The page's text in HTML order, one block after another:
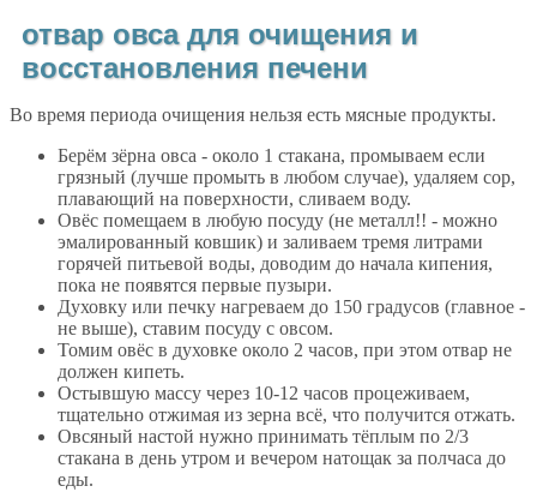
отвар овса для очищения и
восстановления печени
Во время периода очищения нельзя есть мясные продукты.
Берём зёрна овса - около 1 стакана, промываем если
грязный (лучше промыть в любом случае), удаляем сор,
плавающий на поверхности, сливаем воду.
Овёс помещаем в любую посуду (не металл!! - можно
эмалированный ковшик) и заливаем тремя литрами
горячей питьевой воды, доводим до начала кипения,
пока не появятся первые пузыри.
Духовку или печку нагреваем до 150 градусов (главное -
не выше), ставим посуду с овсом.
Томим овёс в духовке около 2 часов, при этом отвар не
должен кипеть.
Остывшую массу через 10-12 часов процеживаем,
тщательно отжимая из зерна всё, что получится отжать.
Овсяный настой нужно принимать тёплым по 2/3
стакана в день утром и вечером натощак за полчаса до
еды.